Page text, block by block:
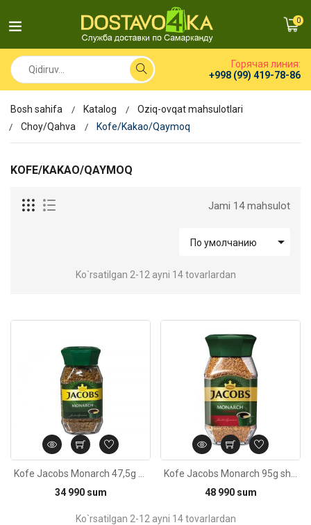
0
Горячая линия:
+998 (99) 419-78-86
Bosh sahifa Katalog
Oziq-ovqat mahsulotlari
Choy/Qahva
Kofe/Kakao/Qaymoq
KOFE/KAKAO/QAYMOQ
Jami 14 mahsulot
По умолчанию 
Ko`rsatilgan 2-12 ayni 14 tovarlardan
34 990 sum
48 990 sum
Ko`rsatilgan 2-12 ayni 14 tovarlardan